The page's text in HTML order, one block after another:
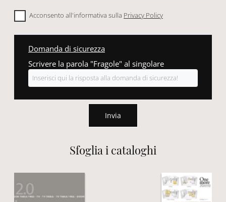
Sfoglia i cataloghi
Acconsento all'informativa sulla Privacy Policy
Domanda di sicurezza
Scrivere la parola "Fragole" al singolare
Invia